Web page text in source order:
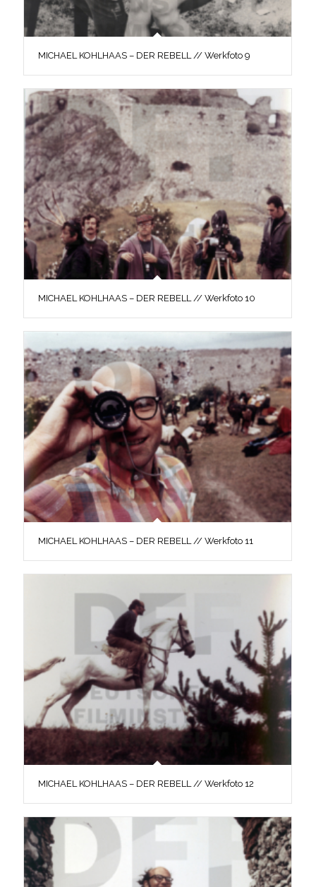
MICHAEL KOHLHAAS – DER REBELL // Werkfoto 9
MICHAEL KOHLHAAS – DER REBELL // Werkfoto 10
MICHAEL KOHLHAAS – DER REBELL // Werkfoto 11
MICHAEL KOHLHAAS – DER REBELL // Werkfoto 12